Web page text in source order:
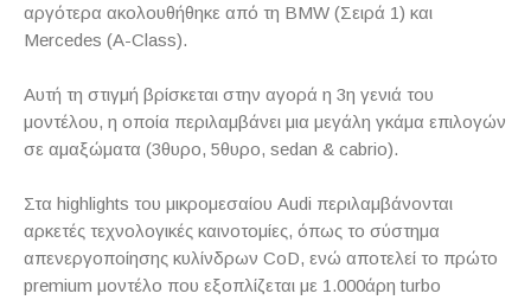
αργότερα ακολουθήθηκε από τη BMW (Σειρά 1) και
Mercedes (A-Class).
Aυτή τη στιγμή βρίσκεται στην αγορά η 3η γενιά του
μοντέλου, η οποία περιλαμβάνει μια μεγάλη γκάμα επιλογών
σε αμαξώματα (3θυρο, 5θυρο, sedan & cabrio).
Στα highlights του μικρομεσαίου Audi περιλαμβάνονται
αρκετές τεχνολογικές καινοτομίες, όπως το σύστημα
απενεργοποίησης κυλίνδρων CoD, ενώ αποτελεί το πρώτο
premium μοντέλο που εξοπλίζεται με 1.000άρη turbo